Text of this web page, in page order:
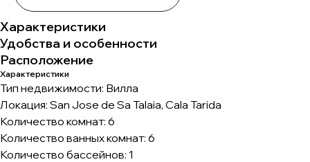
Характеристики
Удобства и особенности
Расположение
Характеристики
Тип недвижимости: Вилла
Локация: San Jose de Sa Talaia, Cala Tarida
Количество комнат: 6
Количество ванных комнат: 6
Количество бассейнов: 1